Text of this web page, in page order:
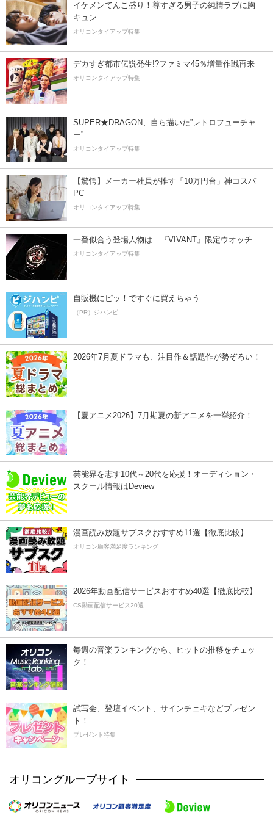
イケメンてんこ盛り！尊すぎる男子の純情ラブに胸
キュン
オリコンタイアップ特集
デカすぎ都市伝説発生!?ファミマ45％増量作戦再来
オリコンタイアップ特集
SUPER★DRAGON、自ら描いた”レトロフューチャ
ー”
オリコンタイアップ特集
【驚愕】メーカー社員が推す「10万円台」神コスパ
PC
オリコンタイアップ特集
一番似合う登場人物は…『VIVANT』限定ウオッチ
オリコンタイアップ特集
自販機にピッ！ですぐに買えちゃう
（PR）ジハンピ
2026年7月夏ドラマも、注目作＆話題作が勢ぞろい！
【夏アニメ2026】7月期夏の新アニメを一挙紹介！
芸能界を志す10代～20代を応援！オーディション・
スクール情報はDeview
漫画読み放題サブスクおすすめ11選【徹底比較】
オリコン顧客満足度ランキング
2026年動画配信サービスおすすめ40選【徹底比較】
CS動画配信サービス20選
毎週の音楽ランキングから、ヒットの推移をチェッ
ク！
試写会、登壇イベント、サインチェキなどプレゼン
ト！
プレゼント特集
オリコングループサイト